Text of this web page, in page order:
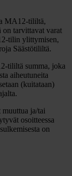
MA12-tililtä,
tarvittavat varat
tilin ylittymisen,
Säästötililtä.
tililtä summa, joka
aiheutuneita
(kuitataan)
ja/tai
osoitteessa
on